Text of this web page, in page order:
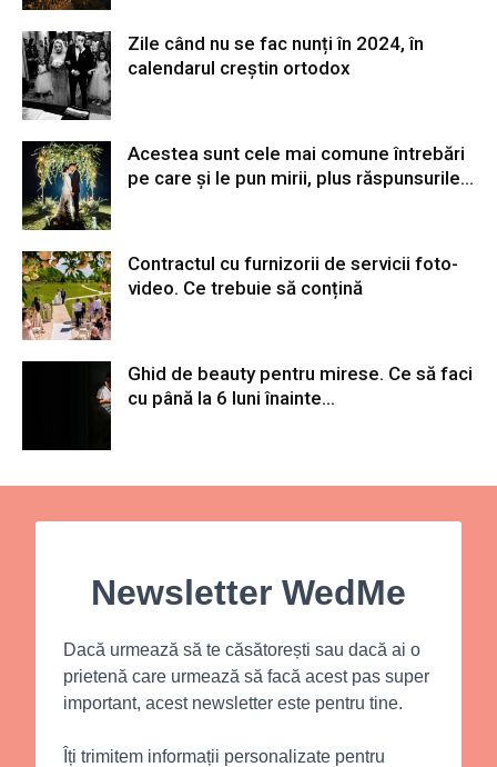
Zile când nu se fac nunți în 2024, în
calendarul creștin ortodox
Acestea sunt cele mai comune întrebări
pe care și le pun mirii, plus răspunsurile...
Contractul cu furnizorii de servicii foto-
video. Ce trebuie să conțină
Ghid de beauty pentru mirese. Ce să faci
cu până la 6 luni înainte...
Newsletter WedMe
Dacă urmează să te căsătorești sau dacă ai o
prietenă care urmează să facă acest pas super
important, acest newsletter este pentru tine.
Îți trimitem informații personalizate pentru